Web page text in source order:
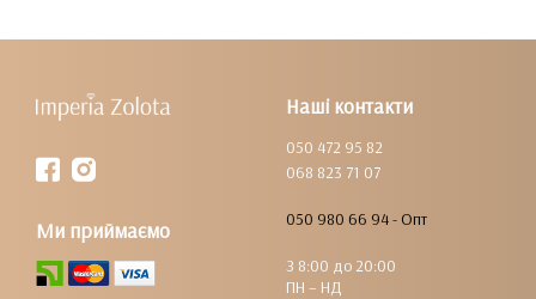
Наші контакти
050 472 95 82
068 823 71 07
050 980 66 94 - Опт
З 8:00 до 20:00
ПН – НД
Ми приймаємо